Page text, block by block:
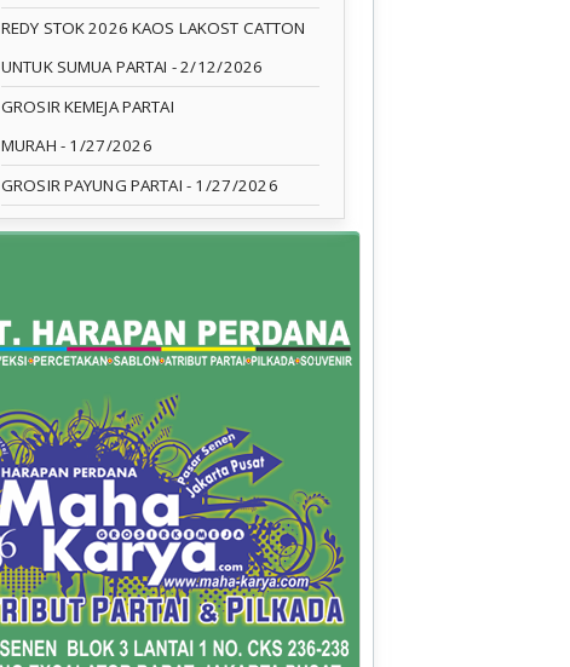
REDY STOK 2026 KAOS LAKOST CATTON
UNTUK SUMUA PARTAI - 2/12/2026
GROSIR KEMEJA PARTAI
MURAH - 1/27/2026
GROSIR PAYUNG PARTAI - 1/27/2026